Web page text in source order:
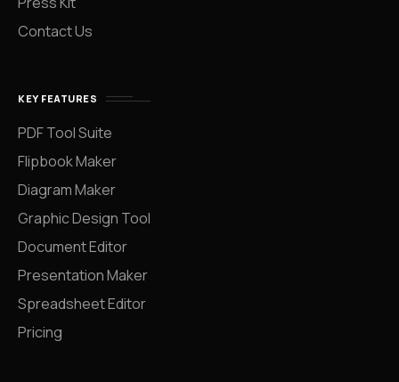
Contact Us
KEY FEATURES
PDF Tool Suite
Flipbook Maker
Diagram Maker
Graphic Design Tool
Document Editor
Presentation Maker
Spreadsheet Editor
Pricing